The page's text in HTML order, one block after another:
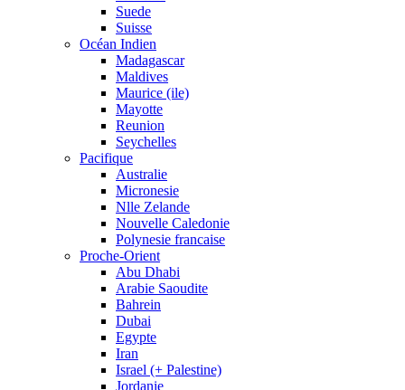
Suede
Suisse
Océan Indien
Madagascar
Maldives
Maurice (ile)
Mayotte
Reunion
Seychelles
Pacifique
Australie
Micronesie
Nlle Zelande
Nouvelle Caledonie
Polynesie francaise
Proche-Orient
Abu Dhabi
Arabie Saoudite
Bahrein
Dubai
Egypte
Iran
Israel (+ Palestine)
Jordanie